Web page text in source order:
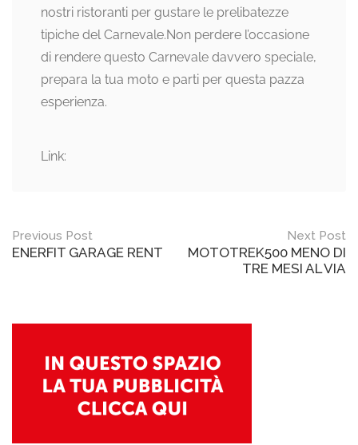
nostri ristoranti per gustare le prelibatezze
tipiche del Carnevale.Non perdere l’occasione
di rendere questo Carnevale davvero speciale,
prepara la tua moto e parti per questa pazza
esperienza.
Link:
Post
navigation
Previous Post
ENERFIT GARAGE RENT
Next Post
MOTOTREK500 MENO DI
TRE MESI AL VIA